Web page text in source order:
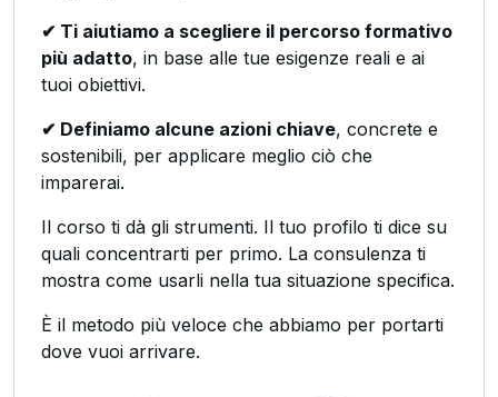
✔ Ti aiutiamo a scegliere il percorso formativo
più adatto, in base alle tue esigenze reali e ai
tuoi obiettivi.
✔ Definiamo alcune azioni chiave, concrete e
sostenibili, per applicare meglio ciò che
imparerai.
Il corso ti dà gli strumenti. Il tuo profilo ti dice su
quali concentrarti per primo. La consulenza ti
mostra come usarli nella tua situazione specifica.
È il metodo più veloce che abbiamo per portarti
dove vuoi arrivare.